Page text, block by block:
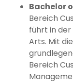
Bachelor
Bereich
führt in der
Arts. Mit
Bereich